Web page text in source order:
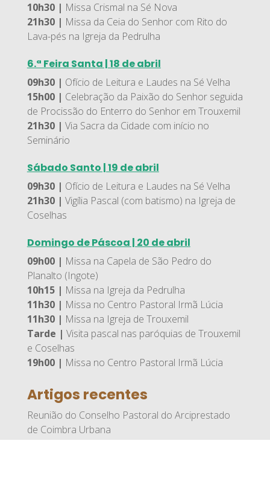
10h30 | Missa Crismal na Sé Nova
21h30 | Missa da Ceia do Senhor com Rito do
Lava-pés na Igreja da Pedrulha
6.ª Feira Santa | 18 de abril
09h30 | Ofício de Leitura e Laudes na Sé Velha
15h00 | Celebração da Paixão do Senhor seguida
de Procissão do Enterro do Senhor em Trouxemil
21h30 | Via Sacra da Cidade com início no
Seminário
Sábado Santo | 19 de abril
09h30 | Ofício de Leitura e Laudes na Sé Velha
21h30 | Vigília Pascal (com batismo) na Igreja de
Coselhas
Domingo de Páscoa | 20 de abril
09h00 | Missa na Capela de São Pedro do
Planalto (Ingote)
10h15 | Missa na Igreja da Pedrulha
11h30 | Missa no Centro Pastoral Irmã Lúcia
11h30 | Missa na Igreja de Trouxemil
Tarde | Visita pascal nas paróquias de Trouxemil
e Coselhas
19h00 | Missa no Centro Pastoral Irmã Lúcia
Artigos recentes
Reunião do Conselho Pastoral do Arciprestado
de Coimbra Urbana